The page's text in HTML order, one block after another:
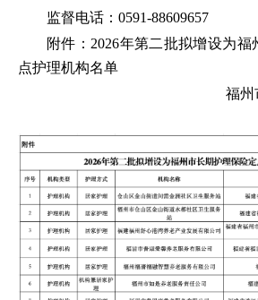
监督电话：0591-88609657
附件：2026年第二批拟增设为
点护理机构名单
福州